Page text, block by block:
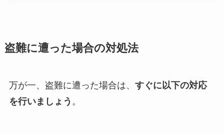
盗難に遭った場合の対処法
万が一、盗難に遭った場合は、 すぐに以下の対応
を行いましょう 。